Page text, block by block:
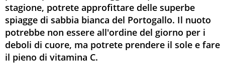
stagione, potrete approfittare delle superbe
spiagge di sabbia bianca del Portogallo. Il nuoto
potrebbe non essere all'ordine del giorno per i
deboli di cuore, ma potrete prendere il sole e fare
il pieno di vitamina C.